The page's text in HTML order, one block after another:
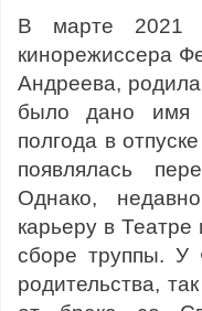
В марте 2021
кинорежиссера
Андреева,
было дано имя
полгода в
появлялась
Однако,
карьеру в
сборе труппы. У
родительства,